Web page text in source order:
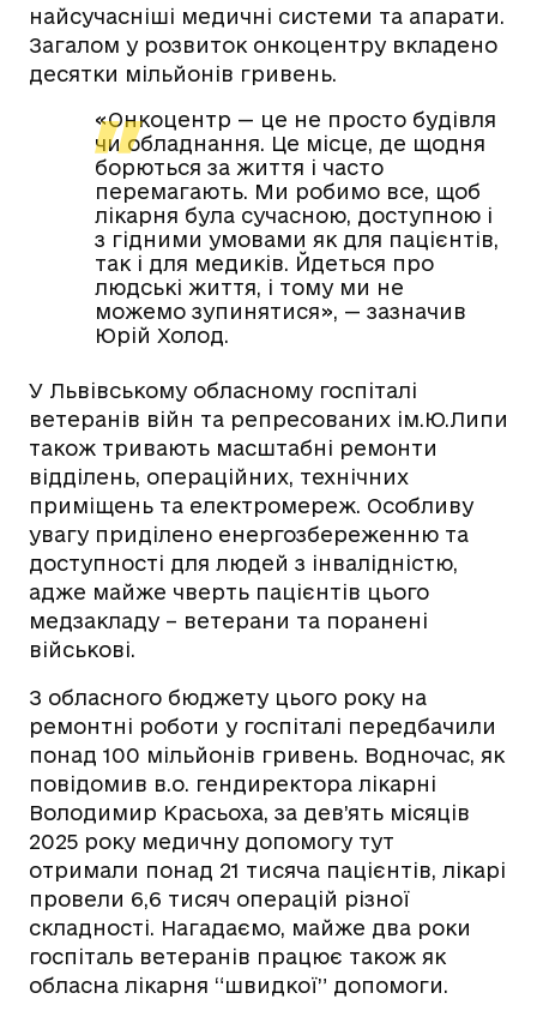
найсучасніші медичні системи та апарати.
Загалом у розвиток онкоцентру вкладено
десятки мільйонів гривень.
«Онкоцентр — це не просто будівля
чи обладнання. Це місце, де щодня
борються за життя і часто
перемагають. Ми робимо все, щоб
лікарня була сучасною, доступною і
з гідними умовами як для пацієнтів,
так і для медиків. Йдеться про
людські життя, і тому ми не
можемо зупинятися», — зазначив
Юрій Холод.
У Львівському обласному госпіталі
ветеранів війн та репресованих ім.Ю.Липи
також тривають масштабні ремонти
відділень, операційних, технічних
приміщень та електромереж. Особливу
увагу приділено енергозбереженню та
доступності для людей з інвалідністю,
адже майже чверть пацієнтів цього
медзакладу – ветерани та поранені
військові.
З обласного бюджету цього року на
ремонтні роботи у госпіталі передбачили
понад 100 мільйонів гривень. Водночас, як
повідомив в.о. гендиректора лікарні
Володимир Красьоха, за дев’ять місяців
2025 року медичну допомогу тут
отримали понад 21 тисяча пацієнтів, лікарі
провели 6,6 тисяч операцій різної
складності. Нагадаємо, майже два роки
госпіталь ветеранів працює також як
обласна лікарня “швидкої” допомоги.